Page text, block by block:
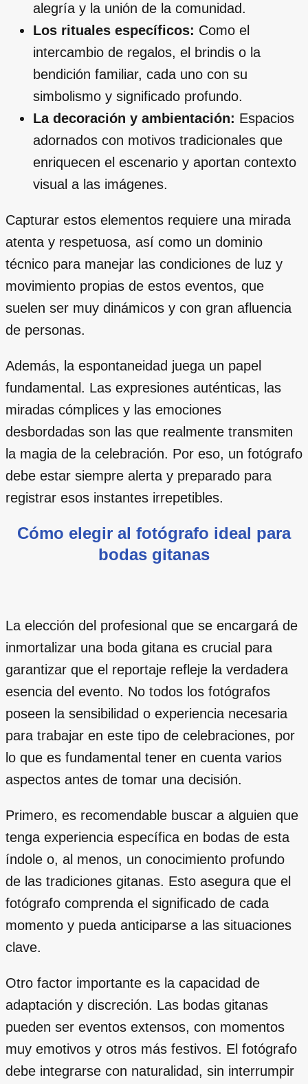
alegría y la unión de la comunidad.
Los rituales específicos: Como el
intercambio de regalos, el brindis o la
bendición familiar, cada uno con su
simbolismo y significado profundo.
La decoración y ambientación: Espacios
adornados con motivos tradicionales que
enriquecen el escenario y aportan contexto
visual a las imágenes.
Capturar estos elementos requiere una mirada
atenta y respetuosa, así como un dominio
técnico para manejar las condiciones de luz y
movimiento propias de estos eventos, que
suelen ser muy dinámicos y con gran afluencia
de personas.
Además, la espontaneidad juega un papel
fundamental. Las expresiones auténticas, las
miradas cómplices y las emociones
desbordadas son las que realmente transmiten
la magia de la celebración. Por eso, un fotógrafo
debe estar siempre alerta y preparado para
registrar esos instantes irrepetibles.
Cómo elegir al fotógrafo ideal para
bodas gitanas
La elección del profesional que se encargará de
inmortalizar una boda gitana es crucial para
garantizar que el reportaje refleje la verdadera
esencia del evento. No todos los fotógrafos
poseen la sensibilidad o experiencia necesaria
para trabajar en este tipo de celebraciones, por
lo que es fundamental tener en cuenta varios
aspectos antes de tomar una decisión.
Primero, es recomendable buscar a alguien que
tenga experiencia específica en bodas de esta
índole o, al menos, un conocimiento profundo
de las tradiciones gitanas. Esto asegura que el
fotógrafo comprenda el significado de cada
momento y pueda anticiparse a las situaciones
clave.
Otro factor importante es la capacidad de
adaptación y discreción. Las bodas gitanas
pueden ser eventos extensos, con momentos
muy emotivos y otros más festivos. El fotógrafo
debe integrarse con naturalidad, sin interrumpir